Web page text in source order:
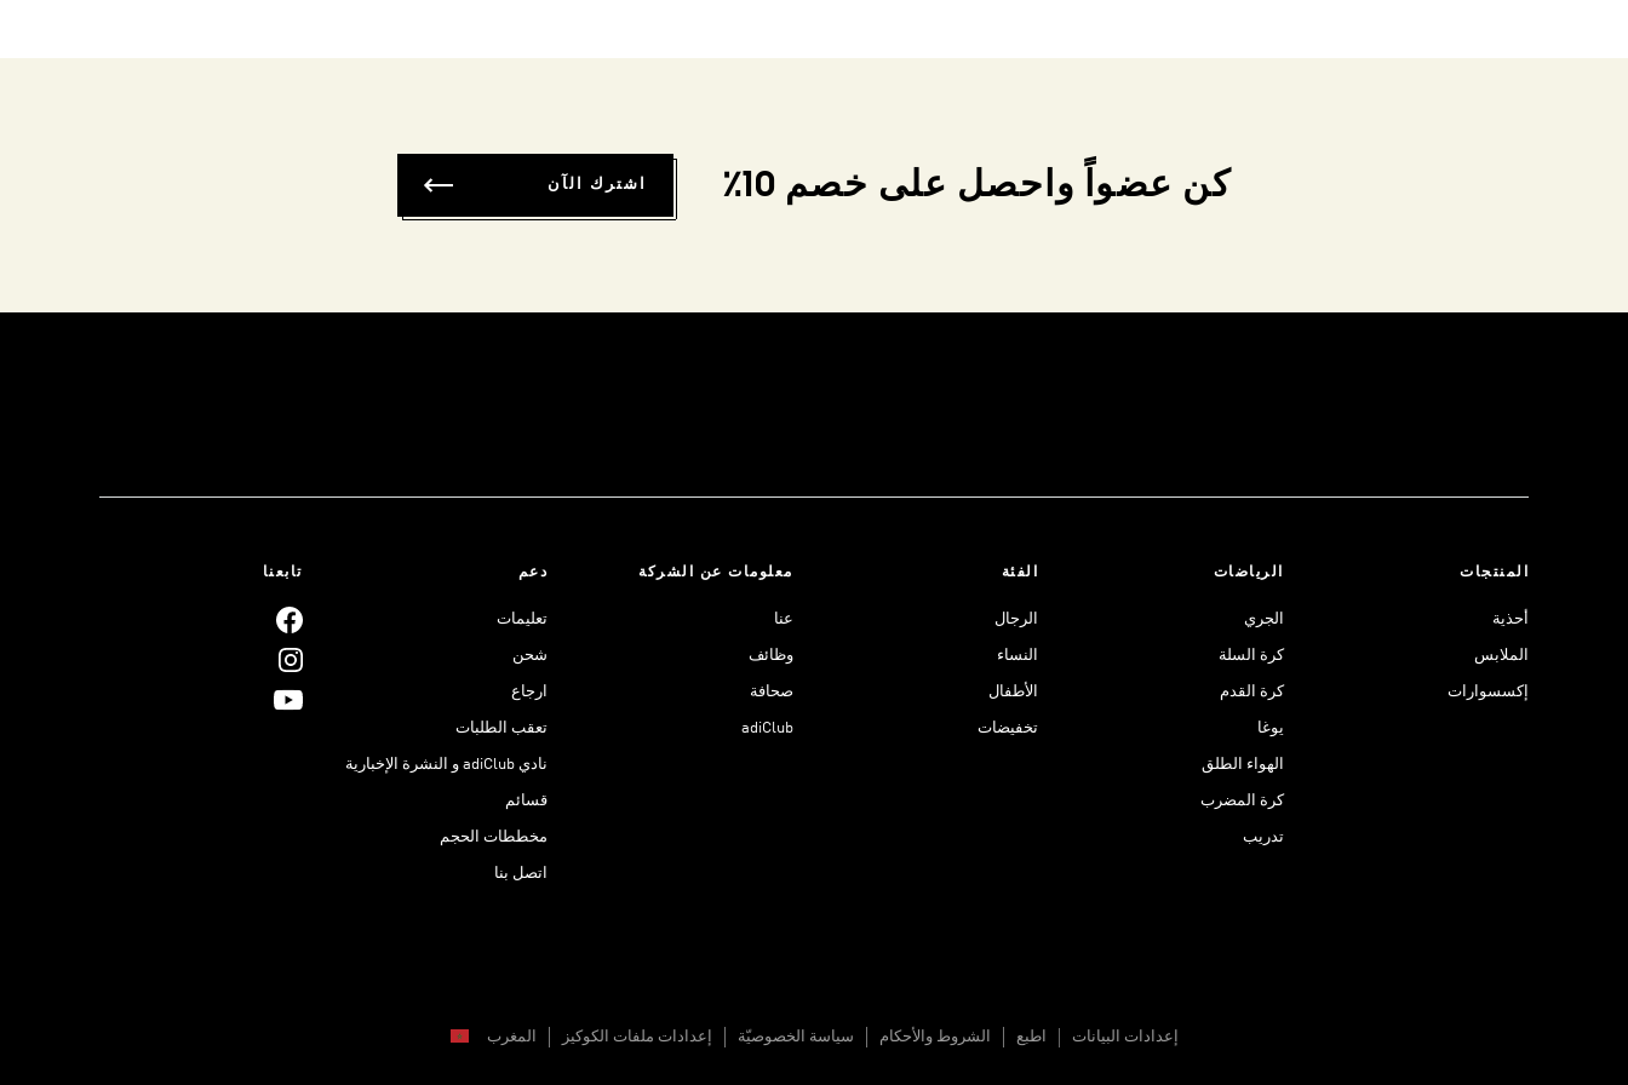
كن عضواً واحصل على خصم 10٪ اشترك الآن
المنتجات
أحذية
الملابس
إكسسوارات
الرياضات
الجري
كرة السلة
كرة القدم
يوغا
الهواء الطلق
كرة المضرب
تدريب
الفئة
الرجال
النساء
الأطفال
تخفيضات
معلومات عن الشركة
عنا
وظائف
صحافة
adiClub
دعم
تعليمات
شحن
ارجاع
تعقب الطلبات
نادي adiClub و النشرة الإخبارية
قسائم
مخططات الحجم
اتصل بنا
تابعنا
إعدادات البيانات المغرب إعدادات ملفات الكوكيز سياسة الخصوصيّة الشروط والأحكام اطبع